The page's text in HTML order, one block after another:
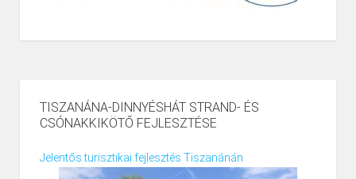
TISZANÁNA-DINNYÉSHÁT STRAND- ÉS
CSÓNAKKIKÖTŐ FEJLESZTÉSE
Jelentős turisztikai fejlesztés Tiszanánán